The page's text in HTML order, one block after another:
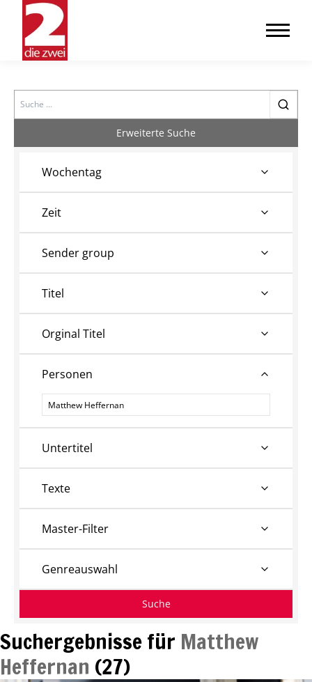
Search
Suchergebnisse für Matthew
Heffernan (27)
Erweiterte Suche
Wochentag
Zeit
Sender group
Titel
Orginal Titel
Personen
Personen
Untertitel
Texte
Master-Filter
Genreauswahl
Suche